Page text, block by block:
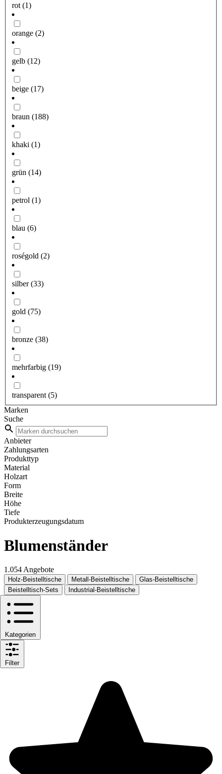
rot (1)
orange (2)
gelb (12)
beige (17)
braun (188)
khaki (1)
grün (14)
petrol (1)
blau (6)
roségold (2)
silber(33)
gold (75)
bronze (38)
mehrfarbig (19)
transparent (5)
Marken
Suche
Anbieter
Zahlungsarten
Produkttyp
Material
Holzart
Form
Breite
Höhe
Tiefe
Produkterzeugungsdatum
Blumenständer
1.054 Angebote
Holz-Beistelltische Metall-Beistelltische
Glas-Beistelltische
Beistelltisch-Sets
Industrial-Beistelltische
Kategorien
Filter